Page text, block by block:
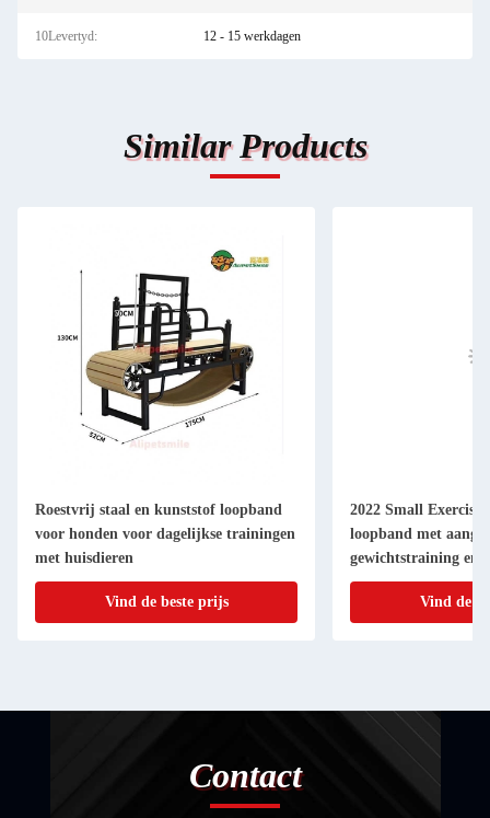
10Levertyd: 12 - 15 werkdagen
Similar Products
Roestvrij staal en kunststof loopband
voor honden voor dagelijkse trainingen
met huisdieren
Vind de beste prijs
2022 Small Exercise
loopband met
gewichtstraining en
Vind de
Contact